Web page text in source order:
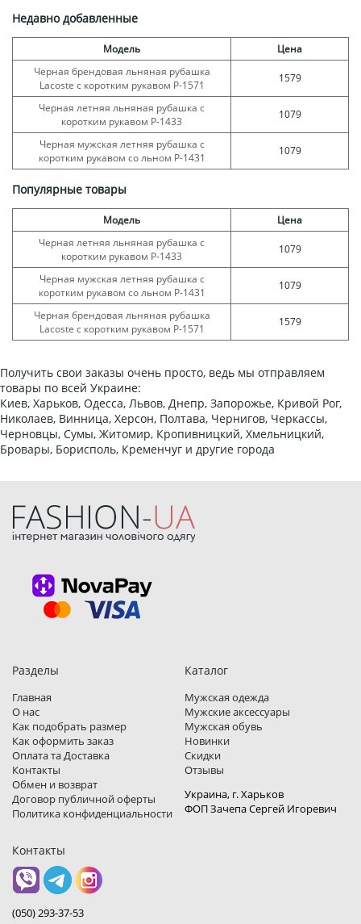
Недавно добавленные
Модель
Цена
Черная брендовая льняная рубашка
Lacoste с коротким рукавом Р-1571
1579
Черная летняя льняная рубашка с
коротким рукавом Р-1433
1079
Черная мужская летняя рубашка с
коротким рукавом со льном Р-1431
1079
Популярные товары
Модель
Цена
Черная летняя льняная рубашка с
коротким рукавом Р-1433
1079
Черная мужская летняя рубашка с
коротким рукавом со льном Р-1431
1079
Черная брендовая льняная рубашка
Lacoste с коротким рукавом Р-1571
1579
Получить свои заказы очень просто, ведь мы отправляем
товары по всей Украине:
Киев, Харьков, Одесса, Львов, Днепр, Запорожье, Кривой Рог,
Николаев, Винница, Херсон, Полтава, Чернигов, Черкассы,
Черновцы, Сумы, Житомир, Кропивницкий, Хмельницкий,
Бровары, Борисполь, Кременчуг и другие города
Разделы
Главная
О нас
Как подобрать размер
Как оформить заказ
Оплата та Доставка
Контакты
Обмен и возврат
Договор публичной оферты
Политика конфиденциальности
Каталог
Мужская одежда
Мужские аксессуары
Мужская обувь
Новинки
Скидки
Отзывы
Украина, г. Харьков
ФОП Зачепа Сергей Игоревич
Контакты
(050) 293-37-53